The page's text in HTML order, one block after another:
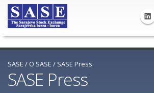
SASE / O SASE / SASE Press
SASE Press